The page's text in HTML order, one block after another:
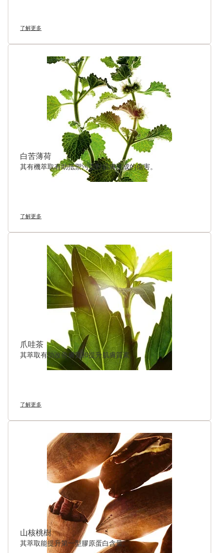
了解更多
白苦薄荷
其有機萃取有助抵禦污染對肌膚造成的傷害。
了解更多
爪哇茶
其萃取有助改善膚質和提升肌膚質素。
了解更多
山核桃樹
其萃取能提升第一型膠原蛋白含量。